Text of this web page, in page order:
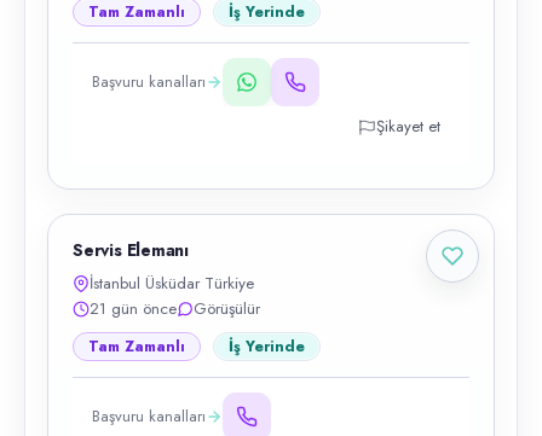
Tam Zamanlı İş Yerinde
Başvuru kanalları
Şikayet et
Servis Elemanı
İstanbul Üsküdar Türkiye
21 gün önce
Görüşülür
Tam Zamanlı İş Yerinde
Başvuru kanalları